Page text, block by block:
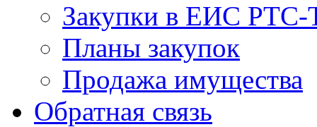
Закупки в ЕИС РТС-
Планы закупок
Продажа имущества
Обратная связь